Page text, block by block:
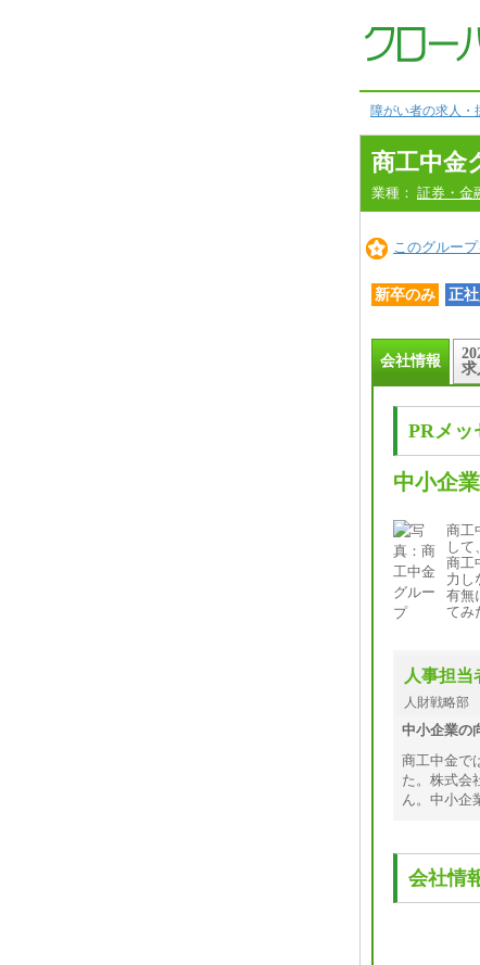
障がい者の求人・
商工中金
業種： 証券・金
このグルー
新卒のみ 正
会社情報
求
PRメッ
中小企
商工
して
商工
力し
有無
てみ
人事担
人財戦略部
中小企業の
商工中金で
た。株式会
ん。中小企
会社情